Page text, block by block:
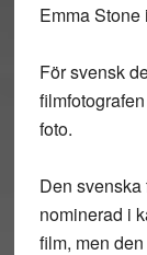
Emma Stone
För svensk
foto.
Den
nominerad i
film, men